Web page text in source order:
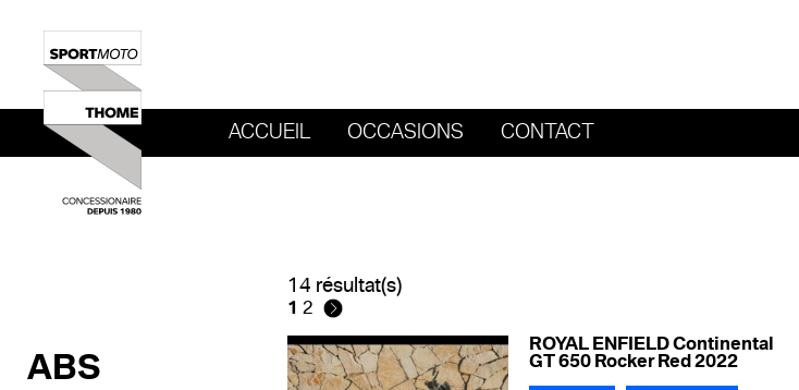
ACCUEIL OCCASIONS CONTACT
ABS
14 résultat(s)
1 2
ROYAL ENFIELD Continental
GT 650 Rocker Red 2022